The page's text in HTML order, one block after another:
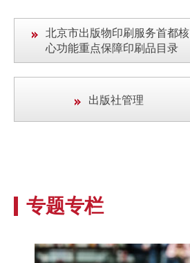
北京市出版物印刷服务首都核
心功能重点保障印刷品目录
出版社管理
专题专栏